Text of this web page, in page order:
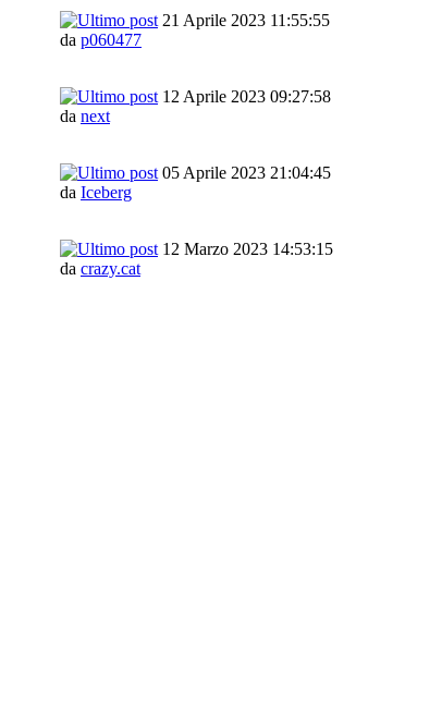
21 Aprile 2023 11:55:55
da p060477
12 Aprile 2023 09:27:58
da next
05 Aprile 2023 21:04:45
da Iceberg
12 Marzo 2023 14:53:15
da crazy.cat